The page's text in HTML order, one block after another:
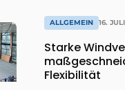
ALLGEMEIN 16.
Starke
Flexibilität